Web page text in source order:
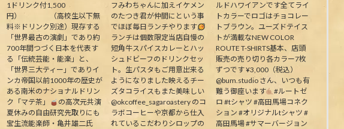
1ドリンク付1,500
円） （高校生以下無
料※ドリンク別途）現存する
「世界最古の演劇」であり約
700年間つづく日本を代表す
る「伝統芸能・能楽」と、
「世界三大ティー」でありイ
ンカ帝国以前1000年の歴史が
ある南米のナショナルドリン
ク「マテ茶」
の高次元共演
夏休みの自由研究先取りにも
宝生流能楽師・亀井雄二氏
フみわちゃんに加えイケメン
のたつき君が仲間にという事
でほぼ毎日ランチやります
ランチは個数限定当店自慢の
短角牛スパイスカレーとハッ
シュドビーフのドリンクセッ
ト。生パスタもご用意出来る
ようになりました映えるチー
ズタコライスもまた美味しい
@okcoffee_sagaroastery のコ
ラボコーヒーや京都から仕入
れているこだわりシロップの
ルドハワイアンです全てライ
トカラーでロゴはチョコレー
トブラウン。ユーズドテイス
トが満載なNEW COLOR
ROUTE T-SHIRTS基本、店頭
販売の売り切り各カラー7枚
ずつです ¥3,000（税込）
@bum.studio さん、いつも有
難う御座います
#ルートゼ
ロ #tシャツ #高田馬場コネク
ション #オリジナルtシャツ #
高田馬場 #サマーバージョン